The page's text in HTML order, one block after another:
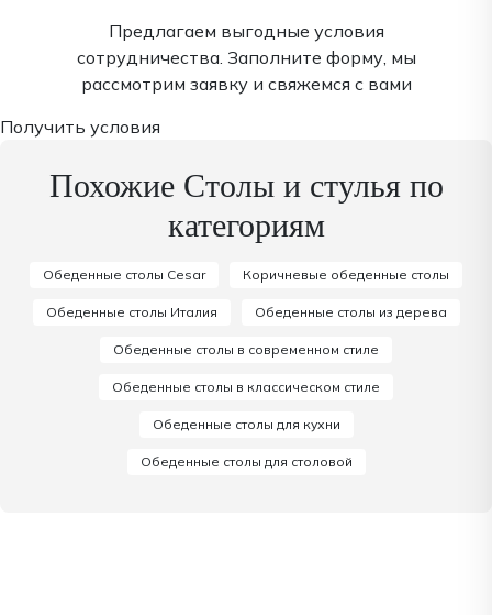
Предлагаем выгодные условия
сотрудничества. Заполните форму, мы
рассмотрим заявку и свяжемся с вами
Получить условия
Похожие Столы и стулья по
категориям
Обеденные столы Cesar Коричневые обеденные столы
Обеденные столы Италия Обеденные столы из дерева
Обеденные столы в современном стиле
Обеденные столы в классическом стиле
Обеденные столы для кухни
Обеденные столы для столовой